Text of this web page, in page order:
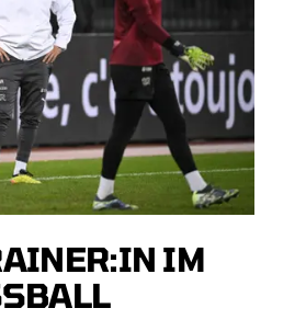
IM